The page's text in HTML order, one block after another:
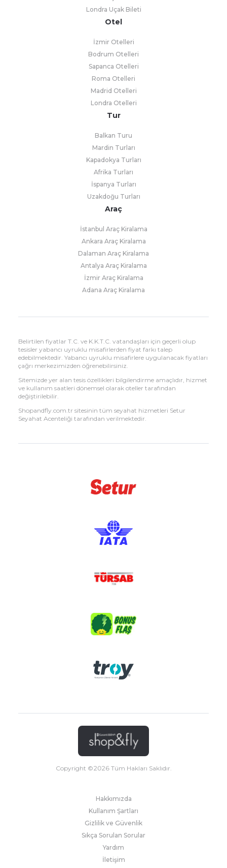
Londra Uçak Bileti
Otel
İzmir Otelleri
Bodrum Otelleri
Sapanca Otelleri
Roma Otelleri
Madrid Otelleri
Londra Otelleri
Tur
Balkan Turu
Mardin Turları
Kapadokya Turları
Afrika Turları
İspanya Turları
Uzakdoğu Turları
Araç
İstanbul Araç Kiralama
Ankara Araç Kiralama
Dalaman Araç Kiralama
Antalya Araç Kiralama
İzmir Araç Kiralama
Adana Araç Kiralama
Belirtilen fiyatlar T.C. ve K.K.T.C. vatandaşları için geçerli olup
tesisler yabancı uyruklu misafirlerden fiyat farkı talep
edebilmektedir. Yabancı uyruklu misafirlere uygulanacak fiyatları
çağrı merkezimizden öğrenebilirsiniz.
Sitemizde yer alan tesis özellikleri bilgilendirme amaçlıdır, hizmet
ve kullanım saatleri dönemsel olarak oteller tarafından
değiştirilebilir.
Shopandfly.com.tr sitesinin tüm seyahat hizmetleri Setur
Seyahat Acenteliği tarafından verilmektedir.
Copyright ©2026Tüm Hakları Saklıdır.
Hakkımızda
Kullanım Şartları
Gizlilik ve Güvenlik
Sıkça Sorulan Sorular
Yardım
İletişim